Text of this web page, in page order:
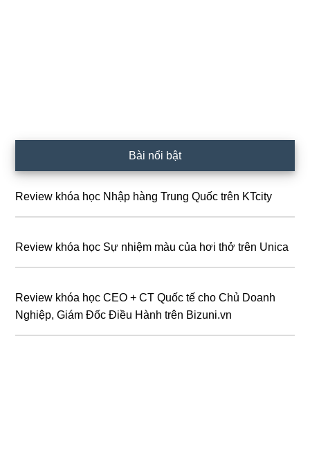
chính
Bài nổi bật
Review khóa học Nhập hàng Trung Quốc trên KTcity
Review khóa học Sự nhiệm màu của hơi thở trên Unica
Review khóa học CEO + CT Quốc tế cho Chủ Doanh
Nghiệp, Giám Đốc Điều Hành trên Bizuni.vn